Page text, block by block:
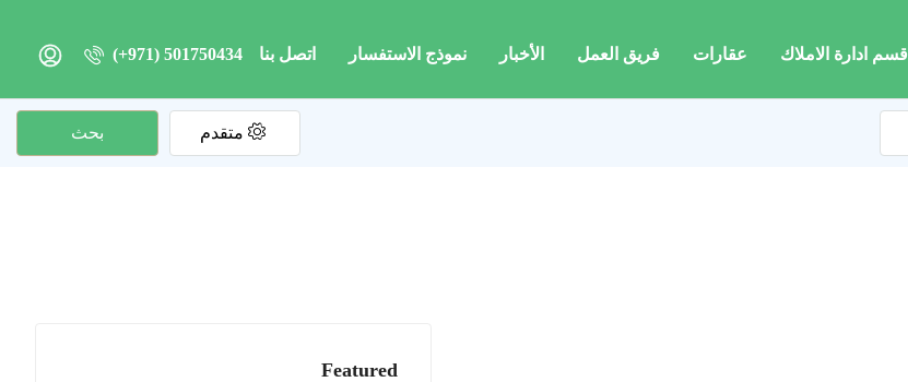
قسم ادارة الاملاك عقارات فريق العمل الأخبار نموذج الاستفسار اتصل بنا (+971) 501750434
متقدم بحث
Featured